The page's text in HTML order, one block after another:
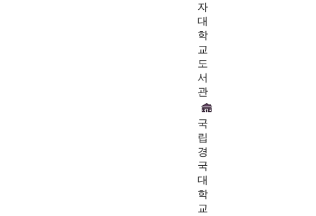
자
대
학
교
도
서
관
국
립
경
국
대
학
교